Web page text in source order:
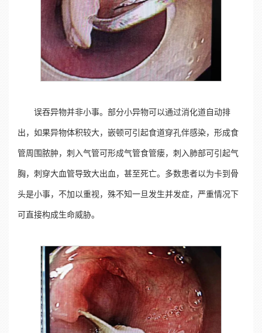
误吞异物并非小事。部分小异物可以通过消化道自动排
出，如果异物体积较大，嵌顿可引起食道穿孔伴感染，形成食
管周围脓肿，刺入气管可形成气管食管瘘，刺入肺部可引起气
胸，刺穿大血管导致大出血，甚至死亡。多数患者以为卡到骨
头是小事，不加以重视，殊不知一旦发生并发症，严重情况下
可直接构成生命威胁。